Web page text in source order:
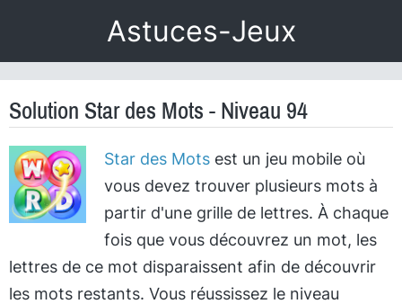
Astuces-Jeux
Solution Star des Mots - Niveau 94
Star des Motsest un jeu mobile où
vous devez trouver plusieurs mots à
partir d'une grille de lettres. À chaque
fois que vous découvrez un mot, les
lettres de ce mot disparaissent afin de découvrir
les mots restants. Vous réussissez le niveau